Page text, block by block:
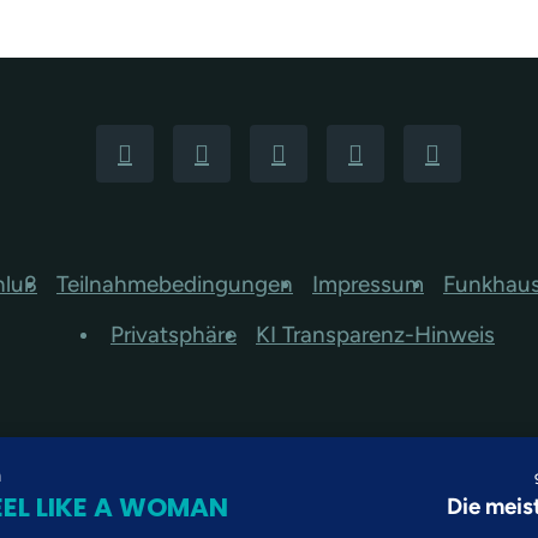
Teilnahmebedingungen Impressum
Privatsphäre
KI Transparenz-Hinweis
LIKE A WOMAN Die